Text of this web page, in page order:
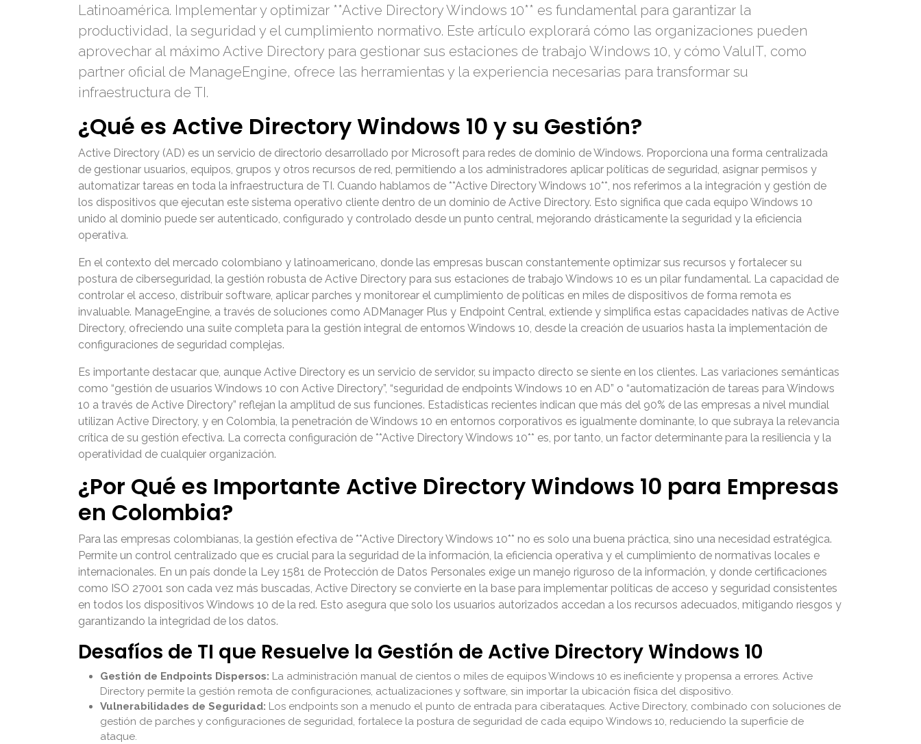
Latinoamérica. Implementar y optimizar **Active Directory Windows 10** es fundamental para garantizar la
productividad, la seguridad y el cumplimiento normativo. Este artículo explorará cómo las organizaciones pueden
aprovechar al máximo Active Directory para gestionar sus estaciones de trabajo Windows 10, y cómo ValuIT, como
partner oficial de ManageEngine, ofrece las herramientas y la experiencia necesarias para transformar su
infraestructura de TI.
¿Qué es Active Directory Windows 10 y su Gestión?
Active Directory (AD) es un servicio de directorio desarrollado por Microsoft para redes de dominio de Windows. Proporciona una forma centralizada
de gestionar usuarios, equipos, grupos y otros recursos de red, permitiendo a los administradores aplicar políticas de seguridad, asignar permisos y
automatizar tareas en toda la infraestructura de TI. Cuando hablamos de **Active Directory Windows 10**, nos referimos a la integración y gestión de
los dispositivos que ejecutan este sistema operativo cliente dentro de un dominio de Active Directory. Esto significa que cada equipo Windows 10
unido al dominio puede ser autenticado, configurado y controlado desde un punto central, mejorando drásticamente la seguridad y la eficiencia
operativa.
En el contexto del mercado colombiano y latinoamericano, donde las empresas buscan constantemente optimizar sus recursos y fortalecer su
postura de ciberseguridad, la gestión robusta de Active Directory para sus estaciones de trabajo Windows 10 es un pilar fundamental. La capacidad de
controlar el acceso, distribuir software, aplicar parches y monitorear el cumplimiento de políticas en miles de dispositivos de forma remota es
invaluable. ManageEngine, a través de soluciones como ADManager Plus y Endpoint Central, extiende y simplifica estas capacidades nativas de Active
Directory, ofreciendo una suite completa para la gestión integral de entornos Windows 10, desde la creación de usuarios hasta la implementación de
configuraciones de seguridad complejas.
Es importante destacar que, aunque Active Directory es un servicio de servidor, su impacto directo se siente en los clientes. Las variaciones semánticas
como “gestión de usuarios Windows 10 con Active Directory”, “seguridad de endpoints Windows 10 en AD” o “automatización de tareas para Windows
10 a través de Active Directory” reflejan la amplitud de sus funciones. Estadísticas recientes indican que más del 90% de las empresas a nivel mundial
utilizan Active Directory, y en Colombia, la penetración de Windows 10 en entornos corporativos es igualmente dominante, lo que subraya la relevancia
crítica de su gestión efectiva. La correcta configuración de **Active Directory Windows 10** es, por tanto, un factor determinante para la resiliencia y la
operatividad de cualquier organización.
¿Por Qué es Importante Active Directory Windows 10 para Empresas
en Colombia?
Para las empresas colombianas, la gestión efectiva de **Active Directory Windows 10** no es solo una buena práctica, sino una necesidad estratégica.
Permite un control centralizado que es crucial para la seguridad de la información, la eficiencia operativa y el cumplimiento de normativas locales e
internacionales. En un país donde la Ley 1581 de Protección de Datos Personales exige un manejo riguroso de la información, y donde certificaciones
como ISO 27001 son cada vez más buscadas, Active Directory se convierte en la base para implementar políticas de acceso y seguridad consistentes
en todos los dispositivos Windows 10 de la red. Esto asegura que solo los usuarios autorizados accedan a los recursos adecuados, mitigando riesgos y
garantizando la integridad de los datos.
Desafíos de TI que Resuelve la Gestión de Active Directory Windows 10
Gestión de Endpoints Dispersos: La administración manual de cientos o miles de equipos Windows 10 es ineficiente y propensa a errores. Active
Directory permite la gestión remota de configuraciones, actualizaciones y software, sin importar la ubicación física del dispositivo.
Vulnerabilidades de Seguridad: Los endpoints son a menudo el punto de entrada para ciberataques. Active Directory, combinado con soluciones de
gestión de parches y configuraciones de seguridad, fortalece la postura de seguridad de cada equipo Windows 10, reduciendo la superficie de
ataque.